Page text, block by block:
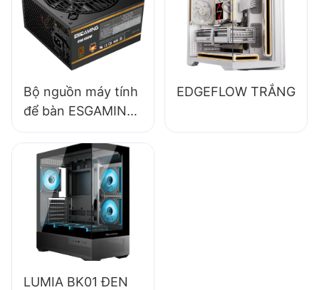
Bronze ESB650W
Bộ nguồn máy tính
để bàn ESGAMING
550W chất lượng
cao, hiệu suất 85%,
đạt chuẩn 80+
Bronze ESB550W
EDGEFLOW TRẮNG
LUMIA BK01 ĐEN